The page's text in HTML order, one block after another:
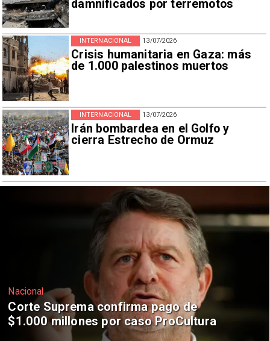
damnificados por terremotos
13/07/2026
Crisis humanitaria en Gaza: más
de 1.000 palestinos muertos
INTERNACIONAL
13/07/2026
Irán bombardea en el Golfo y
cierra Estrecho de Ormuz
INTERNACIONAL
Nacional
Codelco suspende construcción de
Andes Norte en El Teniente por
riesgos sísmicos